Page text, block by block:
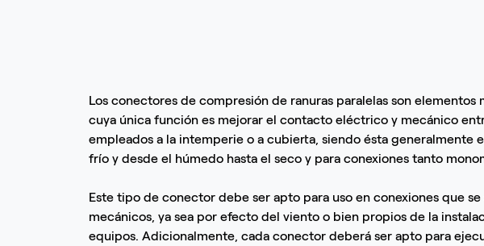
Los conectores de compresión de ranuras paralelas son
cuya única función es mejorar el contacto eléctrico y mecánico
empleados a la intemperie o a cubierta, siendo ésta generalmente
frío y desde el húmedo hasta el seco y para conexiones tanto
Este tipo de conector debe ser apto para uso en conexiones que
mecánicos, ya sea por efecto del viento o bien propios de la
equipos. Adicionalmente, cada conector deberá ser apto para